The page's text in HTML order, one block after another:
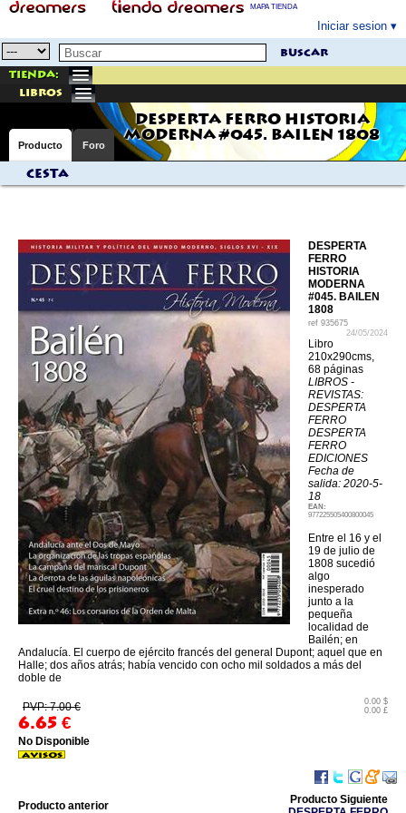
MAPA TIENDA
Iniciar sesion
buscar
Tienda:
libros
DESPERTA FERRO HISTORIA
MODERNA #045. BAILEN 1808
Producto Foro
Cesta
DESPERTA
FERRO
HISTORIA
MODERNA
#045. BAILEN
1808
ref 935675
24/05/2024
Libro
210x290cms,
68 páginas
LIBROS -
REVISTAS:
DESPERTA
FERRO
DESPERTA
FERRO
EDICIONES
Fecha de
salida: 2020-5-
18
EAN:
977225505400800045
Entre el 16 y el
19 de julio de
1808 sucedió
algo
inesperado
junto a la
pequeña
localidad de
Bailén; en
Andalucía. El cuerpo de ejército francés del general Dupont; aquel que en
Halle; dos años atrás; había vencido con ocho mil soldados a más del
doble de
PVP: 7.00 €
6.65 €
0.00 $
0.00 £
No Disponible
Producto anterior
Producto Siguiente